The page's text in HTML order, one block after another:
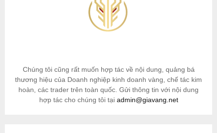
Chúng tôi cũng rất muốn hợp tác về nội dung, quảng bá
thương hiệu của Doanh nghiệp kinh doanh vàng, chế tác kim
hoàn, các trader trên toàn quốc. Gửi thông tin với nội dung
hợp tác cho chúng tôi tại admin@giavang.net